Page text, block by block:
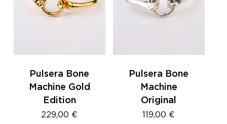
Pulsera Bone
Machine Gold
Edition
229,00 €
Pulsera Bone
Machine
Original
119,00 €